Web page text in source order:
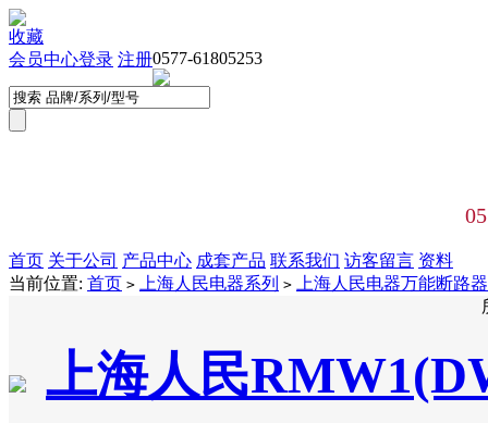
收藏
0577-61805253
登录 注册
会员中心
首页 关于公司 产品中心 成套产品 联系我们 访客留言 资料
当前位置: 首页 > 上海人民电器系列 >
上海人民电器万能断路器
上海人民